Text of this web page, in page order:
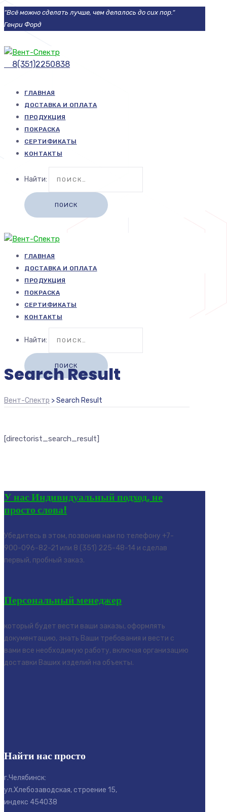
“Всё можно сделать лучше, чем делалось до сих пор.“
Генри Форд
8(351)2250838
ГЛАВНАЯ
ДОСТАВКА И ОПЛАТА
ПРОДУКЦИЯ
ПОКРАСКА
СЕРТИФИКАТЫ
КОНТАКТЫ
Найти:
ГЛАВНАЯ
ДОСТАВКА И ОПЛАТА
ПРОДУКЦИЯ
ПОКРАСКА
СЕРТИФИКАТЫ
КОНТАКТЫ
Найти:
Search Result
Вент-Спектр >Search Result
[directorist_search_result]
У нас Индивидуальный подход, не
просто слова!
Убедитесь в этом, позвонив нам по телефону +7-
900-096-82-21 или 8 (351) 225-48-14 и сделав
первый, пробный заказ.
Персональный менеджер
который будет вести ваши заказы, оформлять
документацию, знать Ваши требования и вести с
вами все необходимую работу, включая организацию
доставки Ваших изделий на объекты.
Найти нас просто
г.Челябинск:
ул.Хлебозаводская, строение 15,
индекс 454038